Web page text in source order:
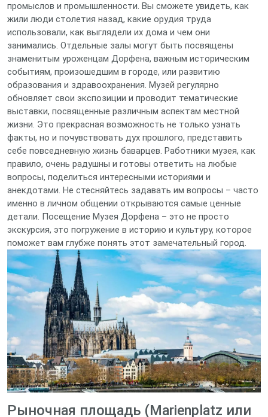
промыслов и промышленности. Вы сможете увидеть, как
жили люди столетия назад, какие орудия труда
использовали, как выглядели их дома и чем они
занимались. Отдельные залы могут быть посвящены
знаменитым уроженцам Дорфена, важным историческим
событиям, произошедшим в городе, или развитию
образования и здравоохранения. Музей регулярно
обновляет свои экспозиции и проводит тематические
выставки, посвященные различным аспектам местной
жизни. Это прекрасная возможность не только узнать
факты, но и почувствовать дух прошлого, представить
себе повседневную жизнь баварцев. Работники музея, как
правило, очень радушны и готовы ответить на любые
вопросы, поделиться интересными историями и
анекдотами. Не стесняйтесь задавать им вопросы – часто
именно в личном общении открываются самые ценные
детали. Посещение Музея Дорфена – это не просто
экскурсия, это погружение в историю и культуру, которое
поможет вам глубже понять этот замечательный город.
Рыночная площадь (Marienplatz или